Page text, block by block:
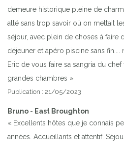
demeure historique pleine de
allé sans trop savoir où on mettait
séjour, avec plein de choses à faire
déjeuner et apéro piscine sans fin....
Eric de vous faire sa sangria du
grandes chambres »
Publication : 21/05/2023
Bruno - East Broughton
« Excellents hôtes que je connais
années. Accueillants et attentif.